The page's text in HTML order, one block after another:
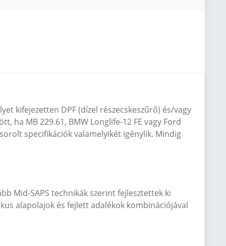
kifejezetten DPF (dízel részecskeszűrő) és/vagy
ha MB 229.61, BMW Longlife-12 FE vagy Ford
​​specifikációk valamelyikét igénylik. Mindig
Mid-SAPS technikák szerint fejlesztettek ki
alapolajok és fejlett adalékok kombinációjával